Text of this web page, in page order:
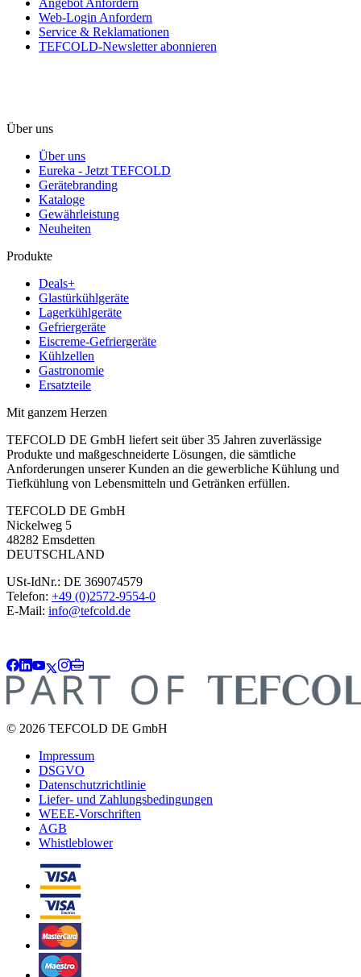
Angebot Anfordern
Web-Login Anfordern
Service & Reklamationen
TEFCOLD-Newsletter abonnieren
Über uns
Über uns
Eureka - Jetzt TEFCOLD
Gerätebranding
Kataloge
Gewährleistung
Neuheiten
Produkte
Deals+
Glastürkühlgeräte
Lagerkühlgeräte
Gefriergeräte
Eiscreme-Gefriergeräte
Kühlzellen
Gastronomie
Ersatzteile
Mit ganzem Herzen
TEFCOLD DE GmbH liefert seit über 35 Jahren zuverlässige
Produkte und maßgeschneiderte Lösungen, die sämtliche
Anforderungen unserer Kunden an die gewerbliche Kühlung und
Tiefkühlung von Lebensmitteln und Getränken erfüllen.
TEFCOLD DE GmbH
Nickelweg 5
48282 Emsdetten
DEUTSCHLAND
USt-IdNr.: DE 369074579
Telefon: +49 (0)2572-9554-0
E-Mail: info@tefcold.de
© 2026 TEFCOLD DE GmbH
Impressum
DSGVO
Datenschutzrichtlinie
Liefer- und Zahlungsbedingungen
WEEE-Vorschriften
AGB
Whistleblower